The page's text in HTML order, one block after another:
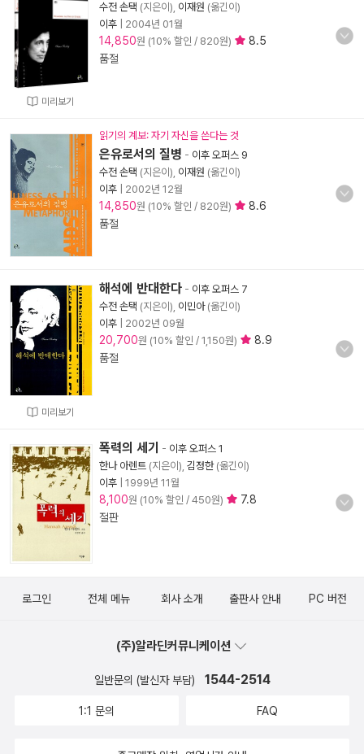
미리보기
수전 손택 (지은이), 이재원 (옮긴이)
이후
2004년 01월
14,850원 (10% 할인 / 820원)
8.5
품절
읽기의 계보: 자기 자신을 쓴다는 것
은유로서의 질병 - 이후 오퍼스 9
수전 손택 (지은이), 이재원 (옮긴이)
이후
2002년 12월
14,850원 (10% 할인 / 820원)
8.6
품절
미리보기
해석에 반대한다 - 이후 오퍼스 7
수전 손택 (지은이), 이민아(옮긴이)
이후
2002년 09월
20,700원 (10% 할인 / 1,150원)
8.9
품절
폭력의 세기 - 이후 오퍼스 1
한나 아렌트 (지은이), 김정한(옮긴이)
이후
1999년 11월
8,100원 (10% 할인 / 450원)
7.8
절판
로그인 전체 메뉴 회사 소개 출판사 안내 PC 버전
(주)알라딘커뮤니케이션
일반문의 (발신자 부담) 1544-2514
1:1 문의 FAQ